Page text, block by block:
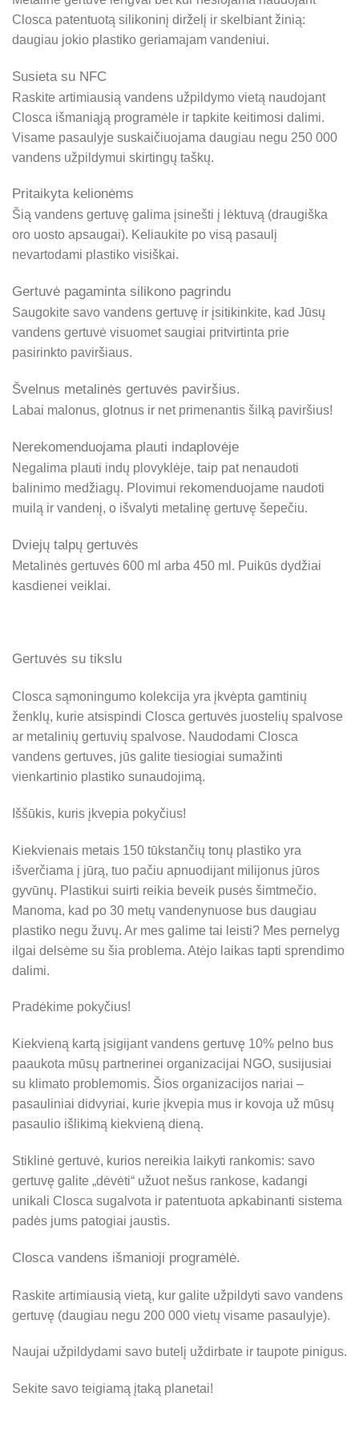
Closca patentuotą silikoninį dirželį ir skelbiant žinią:
daugiau jokio plastiko geriamajam vandeniui.
Susieta su NFC
Raskite artimiausią vandens užpildymo vietą naudojant
Closca išmaniąją programėle ir tapkite keitimosi dalimi.
Visame pasaulyje suskaičiuojama daugiau negu 250 000
vandens užpildymui skirtingų taškų.
Pritaikyta kelionėms
Šią vandens gertuvę galima įsinešti į lėktuvą (draugiška
oro uosto apsaugai). Keliaukite po visą pasaulį
nevartodami plastiko visiškai.
Gertuvė pagaminta silikono pagrindu
Saugokite savo vandens gertuvę ir įsitikinkite, kad Jūsų
vandens gertuvė visuomet saugiai pritvirtinta prie
pasirinkto paviršiaus.
Švelnus metalinės gertuvės paviršius.
Labai malonus, glotnus ir net primenantis šilką paviršius!
Nerekomenduojama plauti indaplovėje
Negalima plauti indų plovyklėje, taip pat nenaudoti
balinimo medžiagų. Plovimui rekomenduojame naudoti
muilą ir vandenį, o išvalyti metalinę gertuvę šepečiu.
Dviejų talpų gertuvės
Metalinės gertuvės 600 ml arba 450 ml. Puikūs dydžiai
kasdienei veiklai.
Gertuvės su tikslu
Closca sąmoningumo kolekcija yra įkvėpta gamtinių
ženklų, kurie atsispindi Closca gertuvės juostelių spalvose
ar metalinių gertuvių spalvose. Naudodami Closca
vandens gertuves, jūs galite tiesiogiai sumažinti
vienkartinio plastiko sunaudojimą.
Iššūkis, kuris įkvepia pokyčius!
Kiekvienais metais 150 tūkstančių tonų plastiko yra
išverčiama į jūrą, tuo pačiu apnuodijant milijonus jūros
gyvūnų. Plastikui suirti reikia beveik pusės šimtmečio.
Manoma, kad po 30 metų vandenynuose bus daugiau
plastiko negu žuvų. Ar mes galime tai leisti? Mes pernelyg
ilgai delsėme su šia problema. Atėjo laikas tapti sprendimo
dalimi.
Pradėkime pokyčius!
Kiekvieną kartą įsigijant vandens gertuvę 10% pelno bus
paaukota mūsų partnerinei organizacijai NGO, susijusiai
su klimato problemomis. Šios organizacijos nariai –
pasauliniai didvyriai, kurie įkvepia mus ir kovoja už mūsų
pasaulio išlikimą kiekvieną dieną.
Stiklinė gertuvė, kurios nereikia laikyti rankomis: savo
gertuvę galite „dėvėti“ užuot nešus rankose, kadangi
unikali Closca sugalvota ir patentuota apkabinanti sistema
padės jums patogiai jaustis.
Closca vandens išmanioji programėlė.
Raskite artimiausią vietą, kur galite užpildyti savo vandens
gertuvę (daugiau negu 200 000 vietų visame pasaulyje).
Naujai užpildydami savo butelį uždirbate ir taupote pinigus.
Sekite savo teigiamą įtaką planetai!